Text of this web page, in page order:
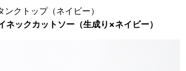
クトップ（ネイビー）
ネックカットソー（生成り×ネイビー）